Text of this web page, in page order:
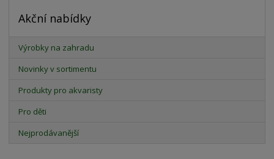
Akční nabídky
Výrobky na zahradu
Novinky v sortimentu
Produkty pro akvaristy
Pro děti
Nejprodávanější